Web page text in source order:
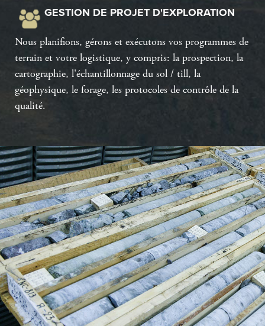
GESTION DE PROJET D'EXPLORATION
Nous planifions, gérons et exécutons vos programmes de
terrain et votre logistique, y compris: la prospection, la
cartographie, l'échantillonnage du sol / till, la
géophysique, le forage, les protocoles de contrôle de la
qualité.